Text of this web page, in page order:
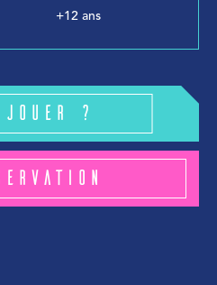
+12 ans
jouer ?